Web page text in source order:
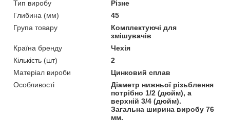
Тип виробу
Різне
Глибина (мм)
45
Група товару
Комплектуючі для
змішувачів
Країна бренду
Чехія
Кількість (шт)
2
Матеріал вироби
Цинковий сплав
Особливості
Діаметр нижньої різьблення
потрібно 1/2 (дюйм), а
верхній 3/4 (дюйм).
Загальна ширина виробу 76
мм.